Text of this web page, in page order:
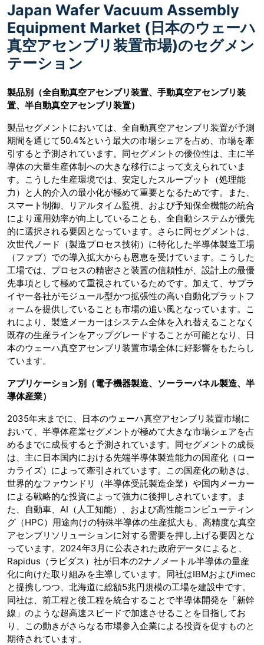
Japan Wafer Vacuum Assembly
Equipment Market (日本のウェーハ
真空アセンブリ装置市場)のセグメン
テーション
製品別（全自動真空アセンブリ装置、手動真空アセンブリ装
置、半自動真空アセンブリ装置）
製品セグメントにおいては、全自動真空アセンブリ装置が予測
期間を通じて50.4%という最大の市場シェアを占め、市場を牽
引すると予測されています。同セグメントの優位性は、主に半
導体の大量生産体制への大きな移行によって支えられていま
す。こうした生産環境では、安定したスループット（処理能
力）と人的介入の最小化が極めて重要となるためです。また、
スマート制御、リアルタイム監視、および予知保全機能の統合
により運用効率が向上していることも、全自動システムが優先
的に選択される要因となっています。さらに同セグメントは、
次世代ノード（製造プロセス技術）に特化した半導体製造工場
（ファブ）での導入拡大からも恩恵を受けています。こうした
工場では、プロセスの精密さと装置の信頼性が、設計上の最優
先事項として極めて重視されているためです。加えて、サプラ
イヤー各社がモジュール型かつ拡張性の高い自動化プラットフ
ォームを提供していることも市場の追い風となっています。こ
れにより、製造メーカーはシステム全体を入れ替えることなく
既存の生産ラインをアップグレードすることが可能となり、日
本のウェーハ真空アセンブリ装置市場全体に好影響をもたらし
ています。
アプリケーション別（電子機器製造、ソーラーパネル製造、半
導体産業）
2035年末までに、日本のウェーハ真空アセンブリ装置市場に
おいて、半導体産業セグメントが極めて大きな市場シェアを占
めるまでに成長すると予測されています。同セグメントの成長
は、主に日本国内における先端半導体製造能力の国産化（ロー
カライズ）によって牽引されています。この国産化の動きは、
世界的なファウンドリ（半導体受託製造企業）や国内メーカー
による戦略的な投資によって強力に後押しされています。ま
た、自動車、AI（人工知能）、および高性能コンピューティン
グ（HPC）用途向けの特殊半導体の生産拡大も、高精度な真空
アセンブリソリューションに対する需要を押し上げる要因とな
っています。2024年3月に公表された政府データによると、
Rapidus（ラピダス）社が日本の2ナノメートル半導体の量産
化に向けた取り組みを主導しています。同社はIBMおよびimec
と提携しつつ、北海道に総額5兆円規模の工場を建設中です。
同社は、前工程と後工程を統合することで半導体開発を「新幹
線」のような超高速スピードで加速させることを目指してお
り、この動きがさらなる市場参入企業による投資を促すものと
期待されています。